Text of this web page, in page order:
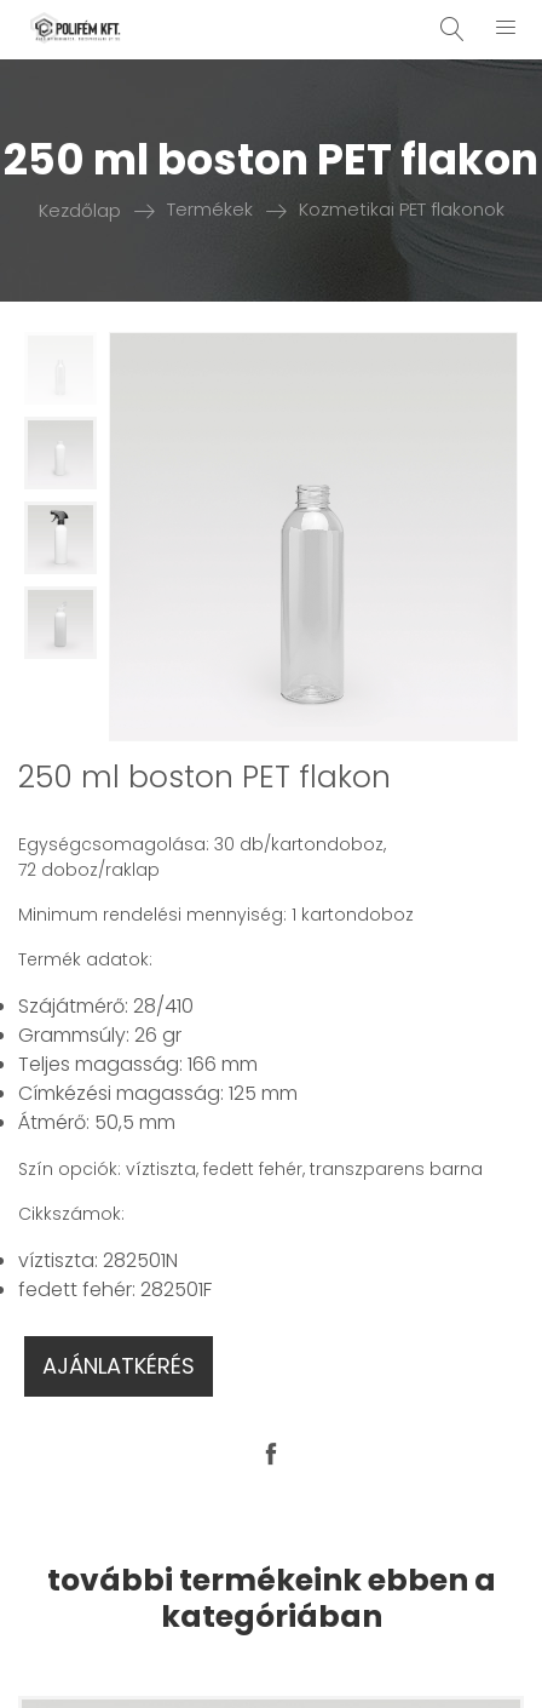
250 ml boston PET flakon
Kezdőlap Termékek Kozmetikai PET flakonok
250 ml boston PET flakon
Egységcsomagolása: 30 db/kartondoboz,
72 doboz/raklap
Minimum rendelési mennyiség: 1 kartondoboz
Termék adatok:
Szájátmérő: 28/410
Grammsúly: 26 gr
Teljes magasság: 166 mm
Címkézési magasság: 125 mm
Átmérő: 50,5 mm
Szín opciók: víztiszta, fedett fehér, transzparens barna
Cikkszámok:
víztiszta: 282501N
fedett fehér: 282501F
AJÁNLATKÉRÉS
további termékeink ebben a
kategóriában